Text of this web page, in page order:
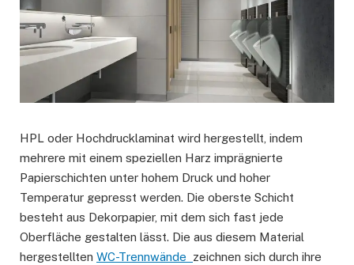
HPL oder Hochdrucklaminat wird hergestellt, indem
mehrere mit einem speziellen Harz imprägnierte
Papierschichten unter hohem Druck und hoher
Temperatur gepresst werden. Die oberste Schicht
besteht aus Dekorpapier, mit dem sich fast jede
Oberfläche gestalten lässt. Die aus diesem Material
hergestellten WC-Trennwände zeichnen sich durch ihre